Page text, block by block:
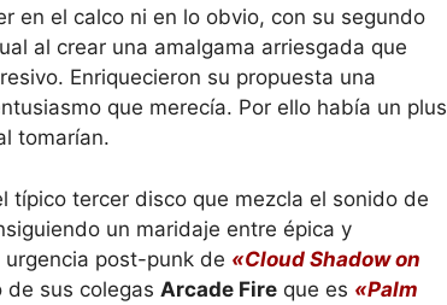
en el calco ni en lo obvio, con su segundo
al crear una amalgama arriesgada que
Enriquecieron su propuesta una
que merecía. Por ello había un plus
tomarían.
típico tercer disco que mezcla el sonido de
un maridaje entre épica y
post-punk de «Cloud Shadow on
sus colegas Arcade Fire que es «Palm